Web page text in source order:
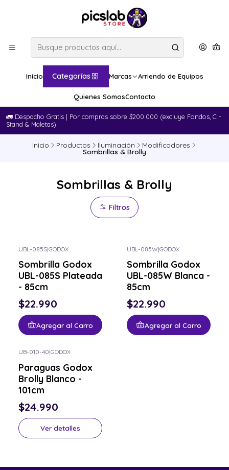
Inicio Categorías Marcas Arriendo de Equipos
Quienes SomosContacto
🚛​ Despacho Gratis | Por compras sobre $200.000 (excluye Fondos, C -
Stand & Maletas)
Inicio Productos Iluminación Modificadores
Sombrillas & Brolly
Sombrillas & Brolly
Filtros
UBL-085S|GODOX
Sombrilla Godox
UBL-085S Plateada
- 85cm
$22.990
Agregar al Carro
UBL-085W|GODOX
Sombrilla Godox
UBL-085W Blanca -
85cm
$22.990
Agregar al Carro
UB-010-40|GODOX
Paraguas Godox
Brolly Blanco -
101cm
$24.990
Ver detalles